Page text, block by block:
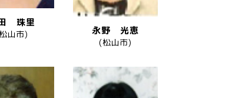
珠里
山市) 永野 光恵
(松山市)